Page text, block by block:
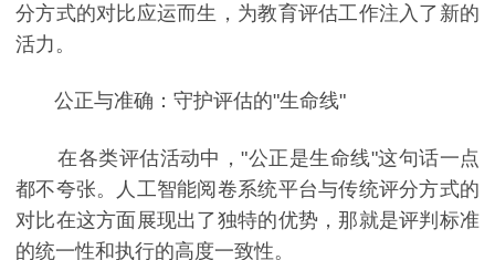
分方式的对比应运而生，为教育评估工作注入了新的
活力。
公正与准确：守护评估的"生命线"
在各类评估活动中，"公正是生命线"这句话一点
都不夸张。人工智能阅卷系统平台与传统评分方式的
对比在这方面展现出了独特的优势，那就是评判标准
的统一性和执行的高度一致性。